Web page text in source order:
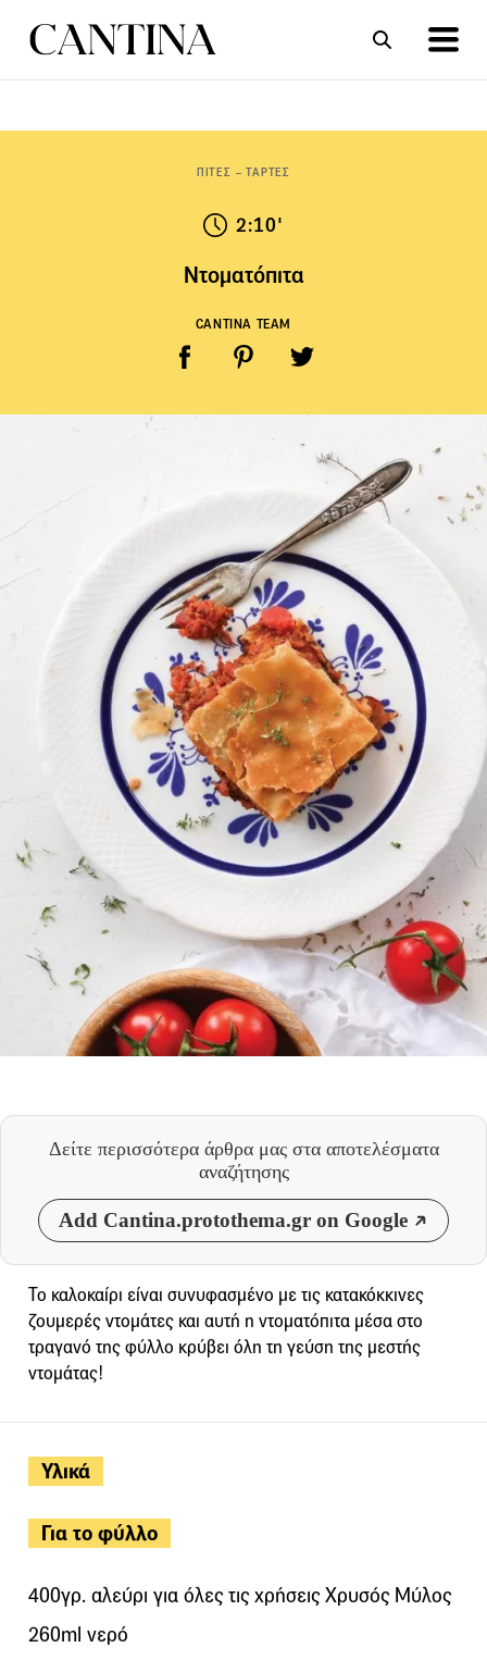
ΠΙΤΕΣ – ΤΑΡΤΕΣ
2:10'
Ντοματόπιτα
CANTINA TEAM
Δείτε περισσότερα άρθρα μας στα αποτελέσματα
αναζήτησης
Add Cantina.protothema.gr on Google
Υλικά
Για το φύλλο
400γρ. αλεύρι για όλες τις χρήσεις Χρυσός Μύλος
260ml νερό
Το καλοκαίρι είναι συνυφασμένο με τις κατακόκκινες
ζουμερές ντομάτες και αυτή η ντοματόπιτα μέσα στο
τραγανό της φύλλο κρύβει όλη τη γεύση της μεστής
ντομάτας!